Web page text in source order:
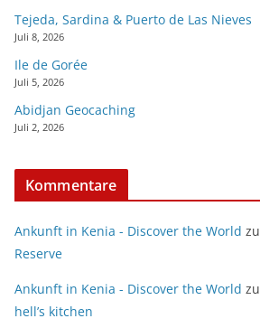
Tejeda, Sardina & Puerto de Las Nieves
Juli 8, 2026
Ile de Gorée
Juli 5, 2026
Abidjan Geocaching
Juli 2, 2026
Kommentare
Ankunft in Kenia - Discover the World zu
Reserve
Ankunft in Kenia - Discover the World zu
hell’s kitchen